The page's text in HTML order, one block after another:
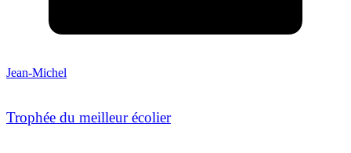
Jean-Michel
Trophée du meilleur écolier